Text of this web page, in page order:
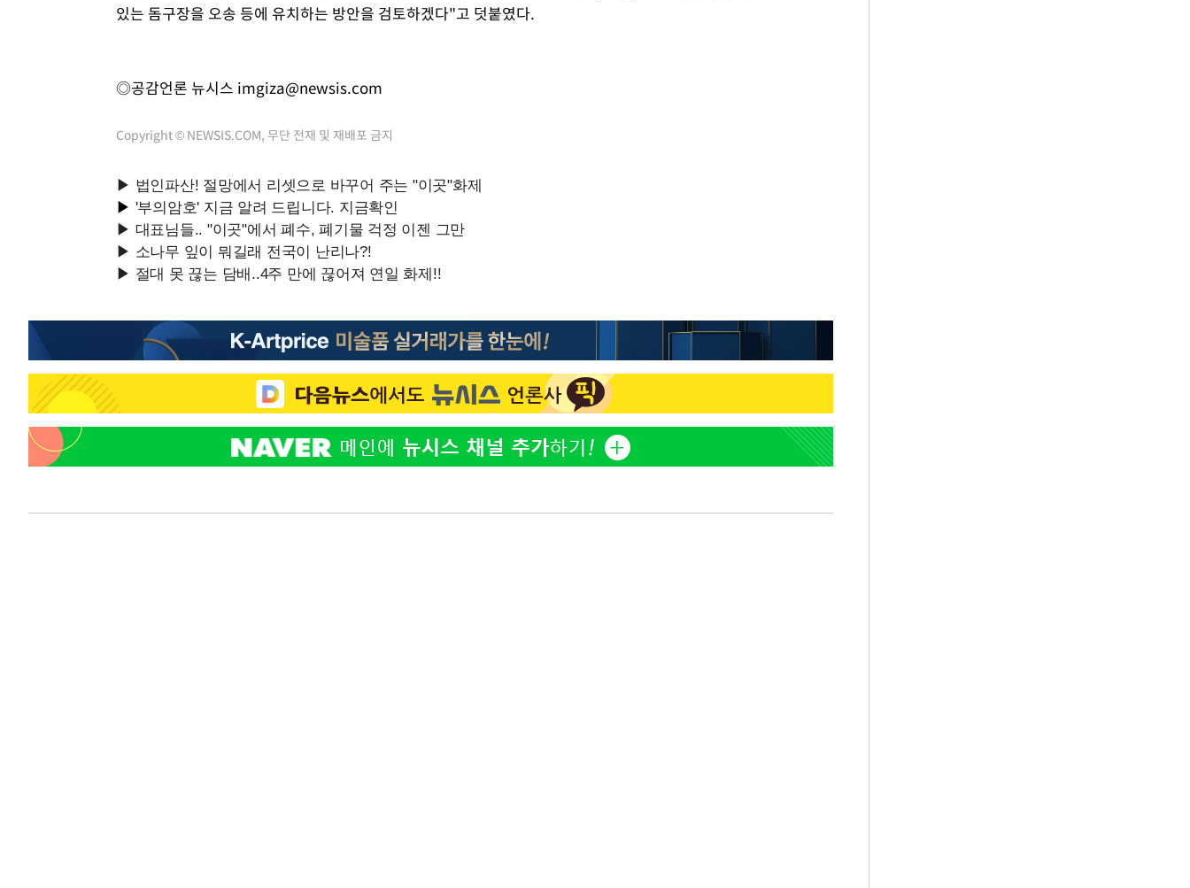
있는 돔구장을 오송 등에 유치하는 방안을 검토하겠다"고 덧붙였다.
◎공감언론 뉴시스 imgiza@newsis.com
Copyright © NEWSIS.COM, 무단 전재 및 재배포 금지